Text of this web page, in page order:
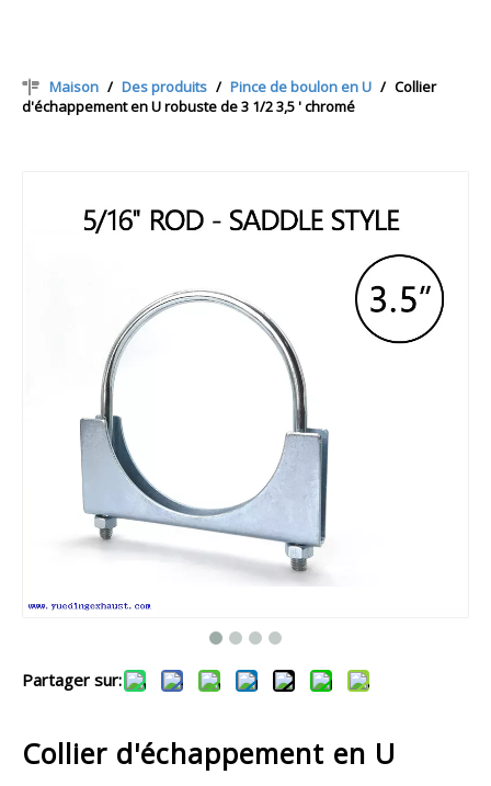
Maison / Des produits / Pince de boulon en U / Collier
d'échappement en U robuste de 3 1/2 3,5 ' chromé
Partager sur:
Collier d'échappement en U